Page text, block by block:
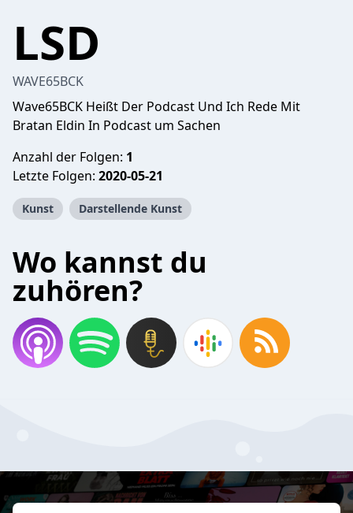
LSD
WAVE65BCK
Wave65BCK Heißt Der Podcast Und Ich Rede Mit
Bratan Eldin In Podcast um Sachen
Anzahl der Folgen: 1
Letzte Folgen: 2020-05-21
Kunst Darstellende Kunst
Wo kannst du
zuhören?